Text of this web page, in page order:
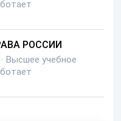
РОССИИ
· Высшее учебное